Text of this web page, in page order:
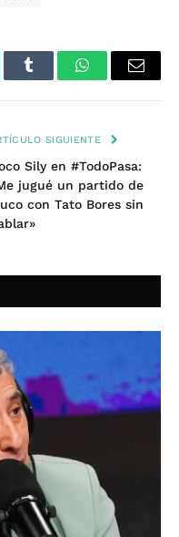
Tumblr WhatsAppEmail
SIGUIENTE
Sily en #TodoPasa:
jugué un partido de
con Tato Bores sin